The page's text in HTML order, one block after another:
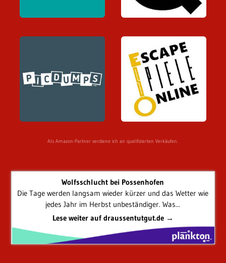
Als Amazon-Partner verdiene ich an qualifizierten Verkäufen.
Wolfsschlucht bei Possenhofen
Die Tage werden langsam wieder kürzer und das Wetter wie
jedes Jahr im Herbst unbeständiger. Was...
Lese weiter auf draussentutgut.de →